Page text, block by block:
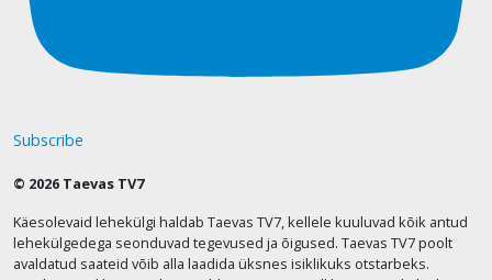
Subscribe
© 2026 Taevas TV7
Käesolevaid lehekülgi haldab Taevas TV7, kellele kuuluvad kõik antud
lehekülgedega seonduvad tegevused ja õigused. Taevas TV7 poolt
avaldatud saateid võib alla laadida üksnes isiklikuks otstarbeks.